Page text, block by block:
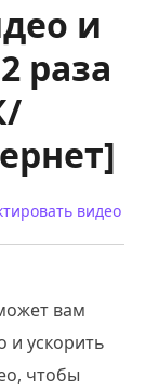
и
раза
видео
вам
и ускорить
чтобы